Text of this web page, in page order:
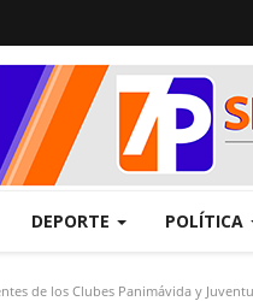
DEPORTE POLÍTICA
de los Clubes Panimávida y